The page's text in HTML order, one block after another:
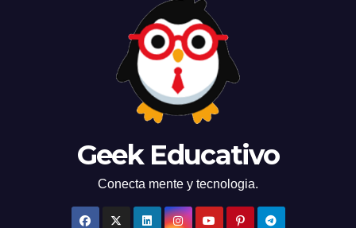
Geek Educativo
Conecta mente y tecnologia.